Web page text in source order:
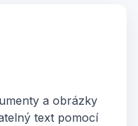
a obrázky
text pomocí